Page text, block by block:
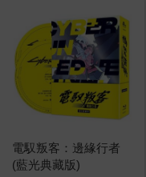
電馭叛客：邊緣行者
(藍光典藏版)